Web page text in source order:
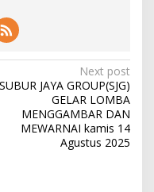
Next post
JAYA GROUP(SJG)
GELAR LOMBA
MENGGAMBAR DAN
MEWARNAI kamis 14
Agustus 2025